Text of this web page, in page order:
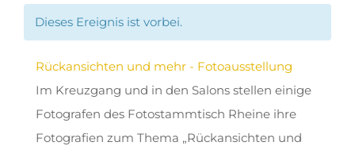
Dieses Ereignis ist vorbei.
Rückansichten und mehr - Fotoausstellung
Im Kreuzgang und in den Salons stellen einige
Fotografen des Fotostammtisch Rheine ihre
Fotografien zum Thema „Rückansichten und